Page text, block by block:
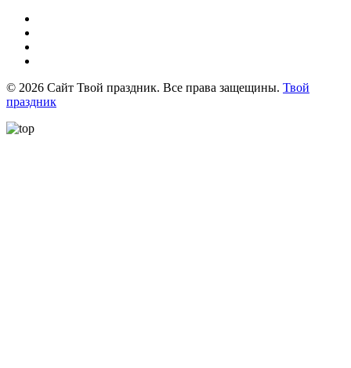
© 2026 Сайт Твой праздник. Все права защещины. Твой
праздник